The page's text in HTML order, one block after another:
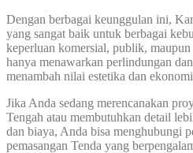
Dengan berbagai keunggulan ini,
yang sangat baik untuk berbagai
keperluan komersial, publik,
hanya menawarkan perlindungan
menambah nilai estetika dan
Jika Anda sedang merencanakan
Tengah atau membutuhkan detail
dan biaya, Anda bisa menghubungi
pemasangan Tenda yang